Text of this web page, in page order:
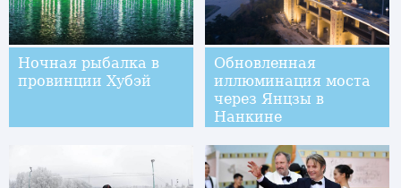
Ночная рыбалка в
провинции Хубэй
Обновленная
иллюминация моста
через Янцзы в
Нанкине